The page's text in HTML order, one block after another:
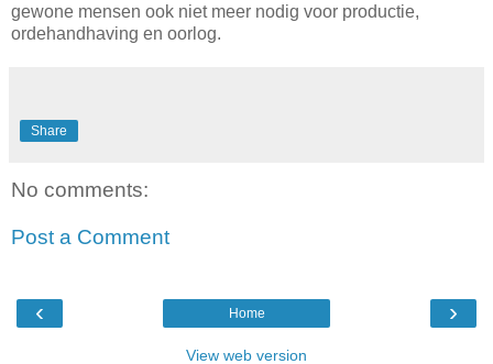
gewone mensen ook niet meer nodig voor productie,
ordehandhaving en oorlog.
Share
No comments:
Post a Comment
‹ ›
Home
View web version